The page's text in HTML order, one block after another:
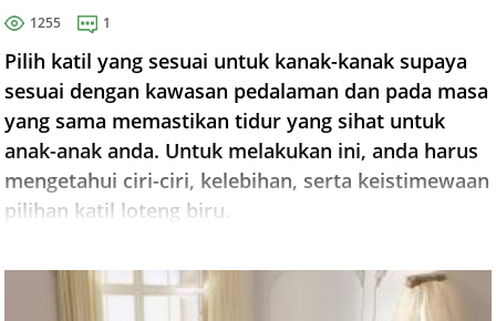
1255 1
Pilih katil yang sesuai untuk kanak-kanak supaya
sesuai dengan kawasan pedalaman dan pada masa
yang sama memastikan tidur yang sihat untuk
anak-anak anda. Untuk melakukan ini, anda harus
mengetahui ciri-ciri, kelebihan, serta keistimewaan
pilihan katil loteng biru.